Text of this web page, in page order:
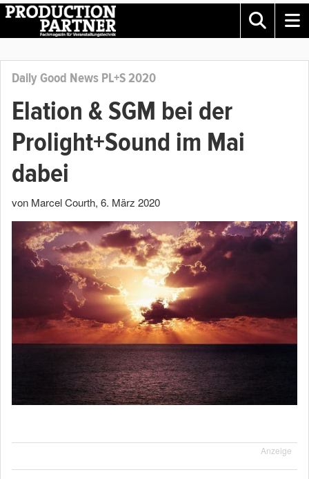
Daily Good News PL+S 2020
Elation & SGM bei der
Prolight+Sound im Mai
dabei
von Marcel Courth, 6. März 2020
Anzeige